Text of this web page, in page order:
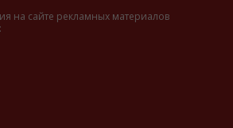
на сайте рекламных материалов